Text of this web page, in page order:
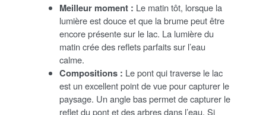
Meilleur moment : Le matin tôt, lorsque la
lumière est douce et que la brume peut être
encore présente sur le lac. La lumière du
matin crée des reflets parfaits sur l’eau
calme.
Compositions : Le pont qui traverse le lac
est un excellent point de vue pour capturer le
paysage. Un angle bas permet de capturer le
reflet du pont et des arbres dans l’eau. Si